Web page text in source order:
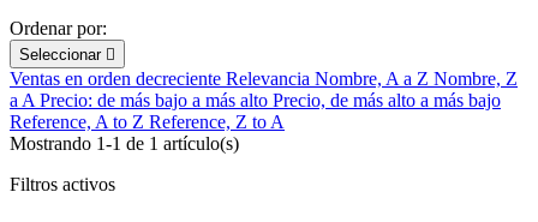
Ordenar por:
Seleccionar 
Ventas en orden decreciente Relevancia Nombre, A a Z Nombre, Z
a APrecio: de más bajo a más alto Precio, de más alto a más bajo
Reference, A to Z Reference, Z to A
Mostrando 1-1 de 1 artículo(s)
Filtros activos